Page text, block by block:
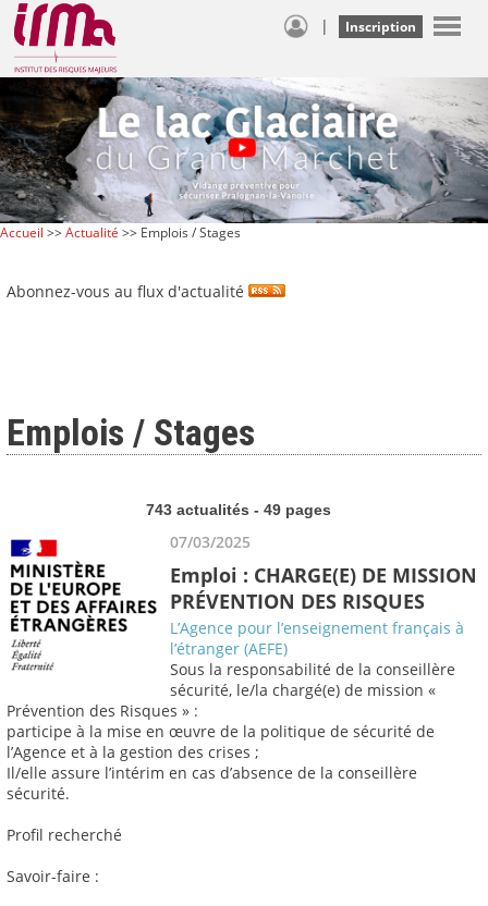
| Inscription
Accueil >>Actualité >> Emplois / Stages
Abonnez-vous au flux d'actualité
Emplois / Stages
743 actualités - 49 pages
07/03/2025
Emploi : CHARGE(E) DE MISSION
PRÉVENTION DES RISQUES
L’Agence pour l’enseignement français à
l’étranger (AEFE)
Sous la responsabilité de la conseillère
sécurité, le/la chargé(e) de mission «
Prévention des Risques » :
participe à la mise en œuvre de la politique de sécurité de
l’Agence et à la gestion des crises ;
Il/elle assure l’intérim en cas d’absence de la conseillère
sécurité.
Profil recherché
Savoir-faire :